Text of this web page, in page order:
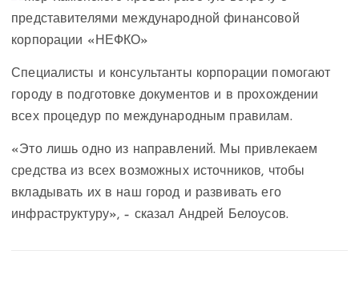
Специалисты и консультанты корпорации помогают
городу в подготовке документов и в прохождении
всех процедур по международным правилам.
«Это лишь одно из направлений. Мы привлекаем
средства из всех возможных источников, чтобы
вкладывать их в наш город и развивать его
инфраструктуру», – сказал Андрей Белоусов.